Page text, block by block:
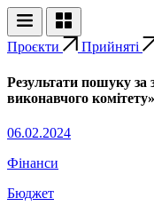
Проєкти Прийняті
Результати пошуку
виконавчого комітету»
06.02.2024
Фінанси
Бюджет